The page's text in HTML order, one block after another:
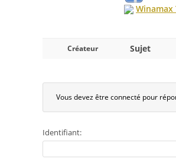
Winamax
Créateur Sujet
Vous devez être connecté pour
Identifiant: